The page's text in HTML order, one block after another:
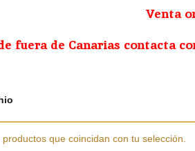
Venta
fuera de Canarias contacta
que coincidan con tu selección.